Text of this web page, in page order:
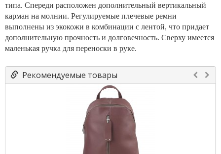
типа. Спереди расположен дополнительный вертикальный
карман на молнии. Регулируемые плечевые ремни
выполнены из экокожи в комбинации с лентой, что придает
дополнительную прочность и долговечность. Сверху имеется
маленькая ручка для переноски в руке.
Рекомендуемые товары